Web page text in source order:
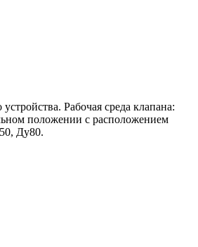
Рабочая среда клапана:
положении с расположением
Ду80.